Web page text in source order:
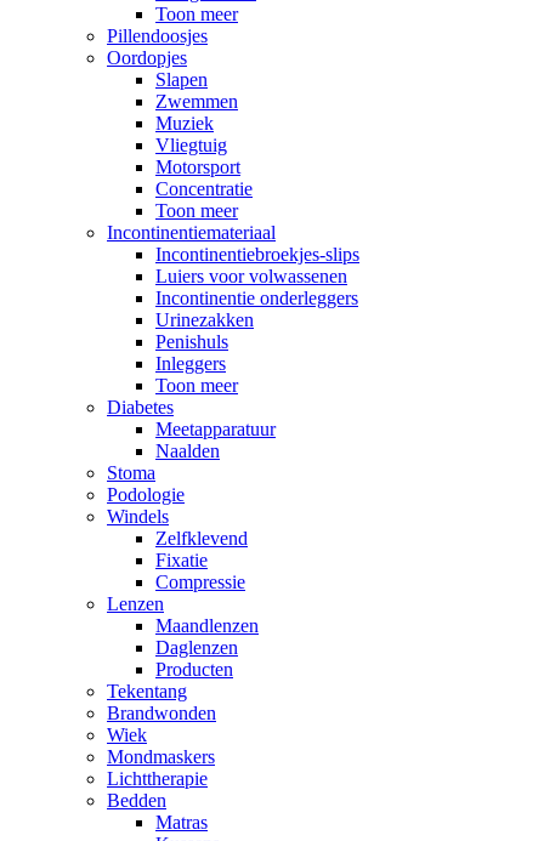
Toon meer
Pillendoosjes
Oordopjes
Slapen
Zwemmen
Muziek
Vliegtuig
Motorsport
Concentratie
Toon meer
Incontinentiemateriaal
Incontinentiebroekjes-slips
Luiers voor volwassenen
Incontinentie onderleggers
Urinezakken
Penishuls
Inleggers
Toon meer
Diabetes
Meetapparatuur
Naalden
Stoma
Podologie
Windels
Zelfklevend
Fixatie
Compressie
Lenzen
Maandlenzen
Daglenzen
Producten
Tekentang
Brandwonden
Wiek
Mondmaskers
Lichttherapie
Bedden
Matras